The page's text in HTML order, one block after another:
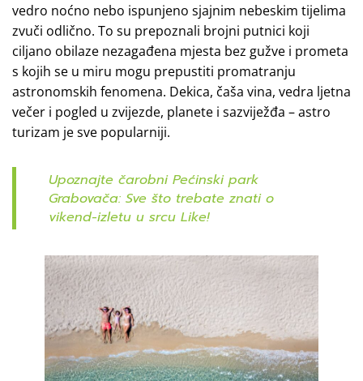
vedro noćno nebo ispunjeno sjajnim nebeskim tijelima
zvuči odlično. To su prepoznali brojni putnici koji
ciljano obilaze nezagađena mjesta bez gužve i prometa
s kojih se u miru mogu prepustiti promatranju
astronomskih fenomena. Dekica, čaša vina, vedra ljetna
večer i pogled u zvijezde, planete i sazviježđa – astro
turizam je sve popularniji.
Upoznajte čarobni Pećinski park
Grabovača: Sve što trebate znati o
vikend-izletu u srcu Like!